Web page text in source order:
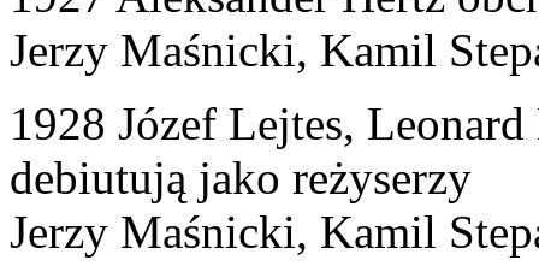
Jerzy Maśnicki, Kamil
1928 Józef Lejtes,
debiutują jako reżyserzy
Jerzy Maśnicki, Kamil